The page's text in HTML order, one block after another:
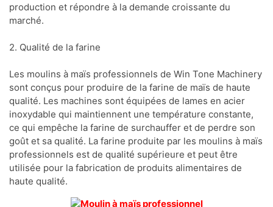
production et répondre à la demande croissante du
marché.
2. Qualité de la farine
Les moulins à maïs professionnels de Win Tone Machinery
sont conçus pour produire de la farine de maïs de haute
qualité. Les machines sont équipées de lames en acier
inoxydable qui maintiennent une température constante,
ce qui empêche la farine de surchauffer et de perdre son
goût et sa qualité. La farine produite par les moulins à maïs
professionnels est de qualité supérieure et peut être
utilisée pour la fabrication de produits alimentaires de
haute qualité.